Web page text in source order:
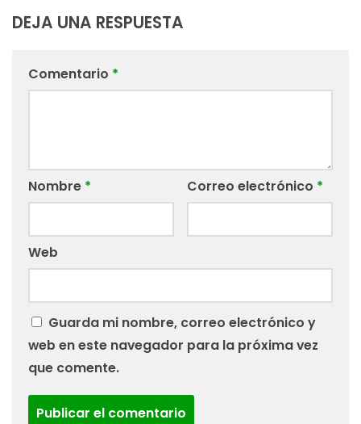
DEJA UNA RESPUESTA
Comentario *
Nombre * Correo electrónico *
Web
Guarda mi nombre, correo electrónico y
web en este navegador para la próxima vez
que comente.